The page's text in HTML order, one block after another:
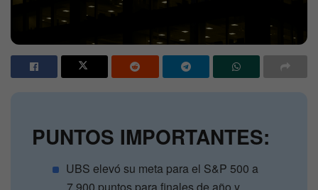
PUNTOS IMPORTANTES:
UBS elevó su meta para el S&P 500 a
7,900 puntos para finales de año y